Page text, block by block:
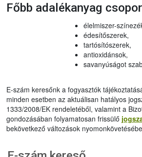
Főbb adalékanyag
élelmiszer-
édesítőszerek,
tartósítószerek,
antioxidánsok,
savanyúságot
E-szám keresőnk a fogyasztók
minden esetben az aktuálisan hatályos
1333/2008/EK rendeletéből, valamint a
gondozásában folyamatosan frissülő
bekövetkező változások